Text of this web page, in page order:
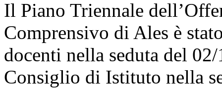
Il Piano Triennale
Comprensivo di Ales è
docenti nella seduta del
Consiglio di Istituto nella